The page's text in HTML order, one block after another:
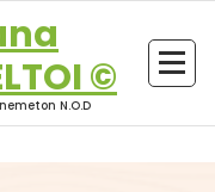
©
N.O.D